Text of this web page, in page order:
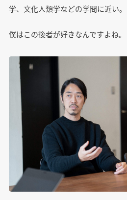
学、文化人類学などの学問に近い。
僕はこの後者が好きなんですよね。